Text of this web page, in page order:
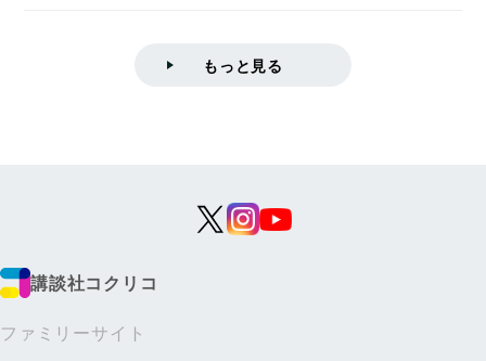
もっと見る
講談社コクリコ
ファミリーサイト